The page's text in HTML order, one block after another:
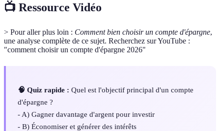
📺 Ressource Vidéo
> Pour aller plus loin : Comment bien choisir un compte d'épargne,
une analyse complète de ce sujet. Recherchez sur YouTube :
"comment choisir un compte d'épargne 2026"
🧠 Quiz rapide : Quel est l'objectif principal d'un compte
d'épargne ?
- A) Gagner davantage d'argent pour investir
- B) Économiser et générer des intérêts